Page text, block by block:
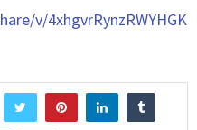
v/4xhgvrRynzRWYHGK